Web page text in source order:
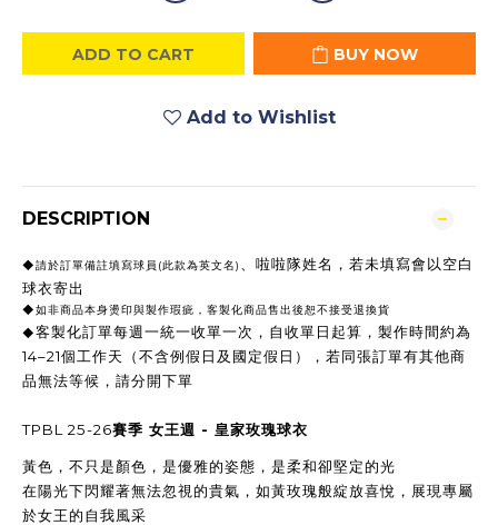
ADD TO CART BUY NOW
Add to Wishlist
DESCRIPTION
◆請於訂單備註填寫球員 (此款為英文名)
、啦啦隊姓名，若未填寫會以空白
球衣寄出
◆如非商品本身燙印與製作瑕疵，客製化商品售出後恕不接受退換貨
◆客製化訂單每週一統一收單一次，自收單日起算，製作時間約為
14–21個工作天（不含例假日及國定假日）， 若同張訂單有其他商
品無法等候，請分開下單
TPBL 25-26賽季 女王週 - 皇家玫瑰球衣
黃色，不只是顏色，是優雅的姿態，是柔和卻堅定的光
在陽光下閃耀著無法忽視的貴氣，如黃玫瑰般綻放喜悅，展現專屬
於女王的自我風采